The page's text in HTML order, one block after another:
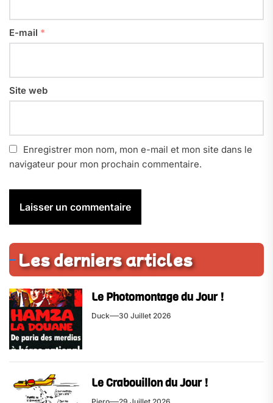
E-mail *
Site web
Enregistrer mon nom, mon e-mail et mon site dans le
navigateur pour mon prochain commentaire.
Les derniers articles
Le Photomontage du Jour !
Duck 30 Juillet 2026
Le Crabouillon du Jour !